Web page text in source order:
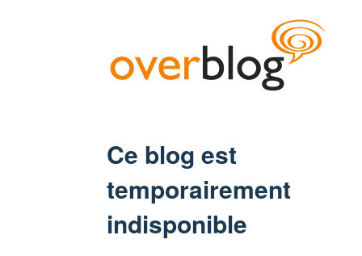
Ce blog est
temporairement
indisponible